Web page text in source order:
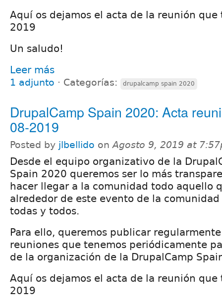
Aquí os dejamos el acta de la reunión
2019
Un saludo!
Leer más
1 adjunto ⋅ Categorías: drupalcamp spain 2020
DrupalCamp Spain 2020: Acta
08-2019
Posted by jlbellido onAgosto 9, 2019 at
Desde el equipo organizativo de la
Spain 2020 queremos ser lo más
hacer llegar a la comunidad todo aquello
alrededor de este evento de la
todas y todos.
Para ello, queremos publicar
reuniones que tenemos periódicamente
de la organización de la DrupalCamp
Aquí os dejamos el acta de la reunión
2019